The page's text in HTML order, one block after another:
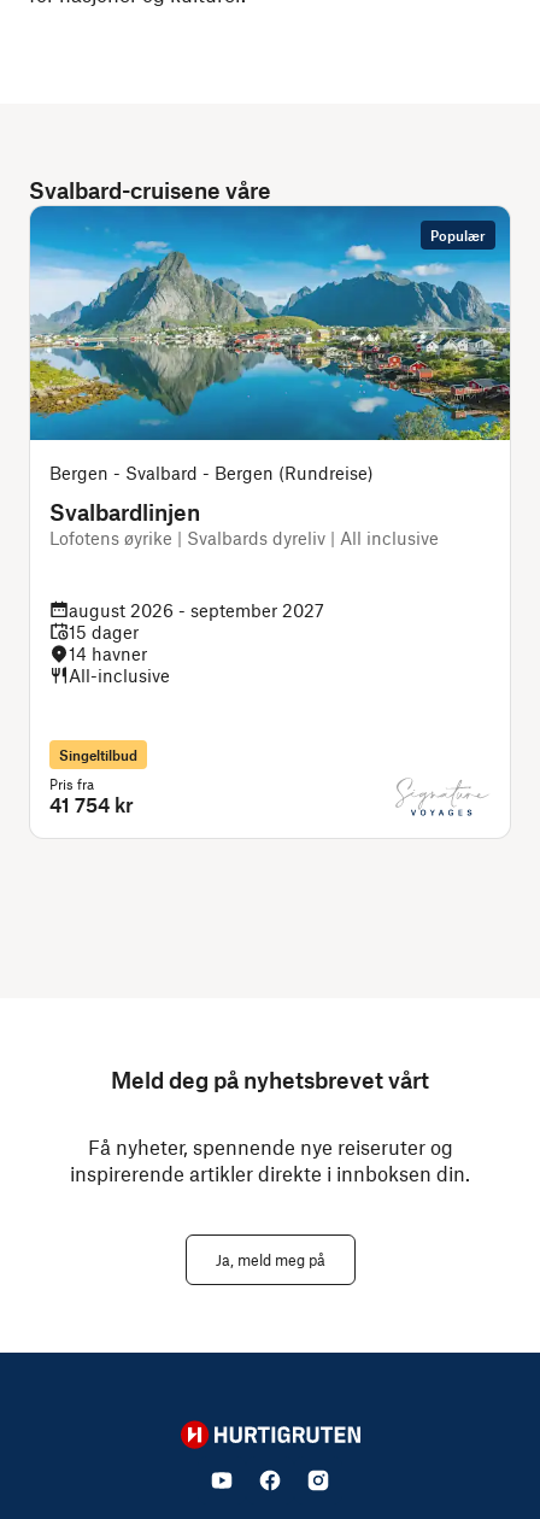
Svalbard-cruisene våre
Populær
Bergen - Svalbard - Bergen (Rundreise)
Svalbardlinjen
Lofotens øyrike | Svalbards dyreliv | All inclusive
august 2026 - september 2027
15 dager
14 havner
All-inclusive
Singeltilbud
Pris fra
41 754 kr
Meld deg på nyhetsbrevet vårt
Få nyheter, spennende nye reiseruter og
inspirerende artikler direkte i innboksen din.
Ja, meld meg på
Hurtigruten